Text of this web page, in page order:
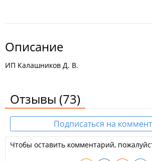
Описание
ИП Калашников Д. В.
Отзывы (73)
Подписаться на
Чтобы оставить комментарий,